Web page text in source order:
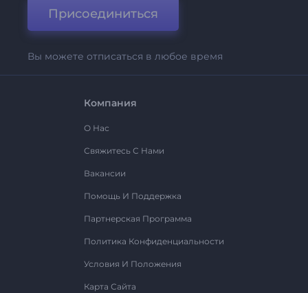
Присоединиться
Вы можете отписаться в любое время
Компания
О Нас
Свяжитесь С Нами
Вакансии
Помощь И Поддержка
Партнерская Программа
Политика Конфиденциальности
Условия И Положения
Карта Сайта